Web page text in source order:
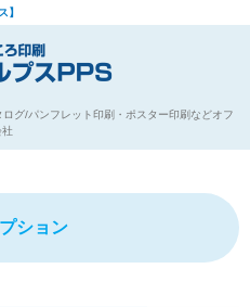
】
グ/パンフレット印刷・ポスター印刷などオフ
ション